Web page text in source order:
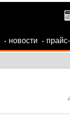
• новости •